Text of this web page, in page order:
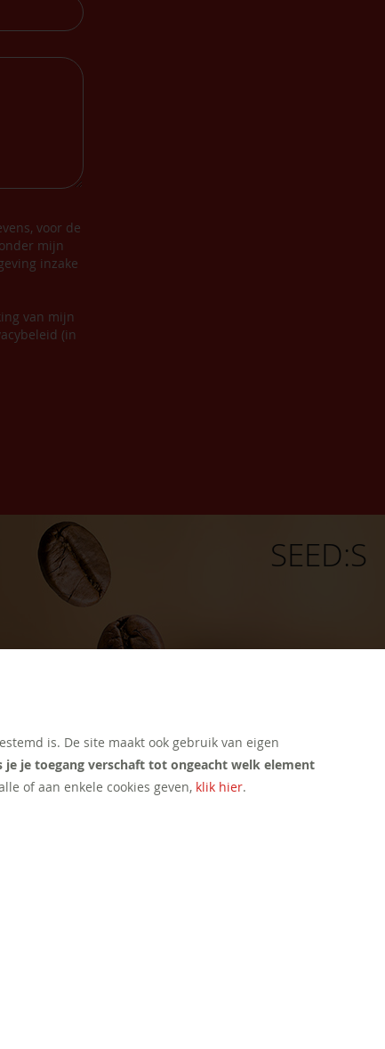
voor de
mijn
inzake
van mijn
(in
SEED:S
is. De site maakt ook gebruik van eigen
je je toegang verschaft tot ongeacht welk element
of aan enkele cookies geven, klik hier.